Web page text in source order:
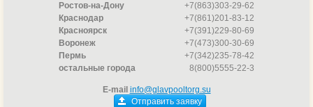
Ростов-на-Дону
+7(863)303-29-62
Краснодар
+7(861)201-83-12
Красноярск
+7(391)229-80-69
Воронеж
+7(473)300-30-69
Пермь
+7(342)235-78-42
остальные города
8(800)5555-22-3
E-mail info@glavpooltorg.su
Отправить заявку